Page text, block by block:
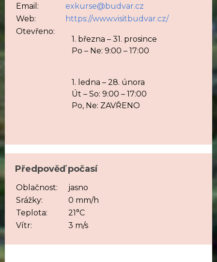
Email:
exkurse@budvar.cz
Web:
https://www.visitbudvar.cz/
Otevřeno:
1. března – 31. prosince
Po – Ne: 9:00 – 17:00
1. ledna – 28. února
Út – So: 9:00 – 17:00
Po, Ne: ZAVŘENO
Předpověď počasí
Oblačnost:
jasno
Srážky:
0 mm/h
Teplota:
21°C
Vítr:
3 m/s